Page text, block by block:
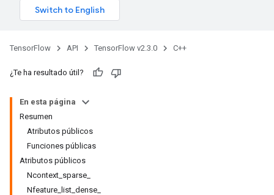
TensorFlow API TensorFlow v2.3.0 C++
¿Te ha resultado útil?
En esta página
Resumen
Atributos públicos
Funciones públicas
Atributos públicos
Ncontext_sparse_
Nfeature_list_dense_